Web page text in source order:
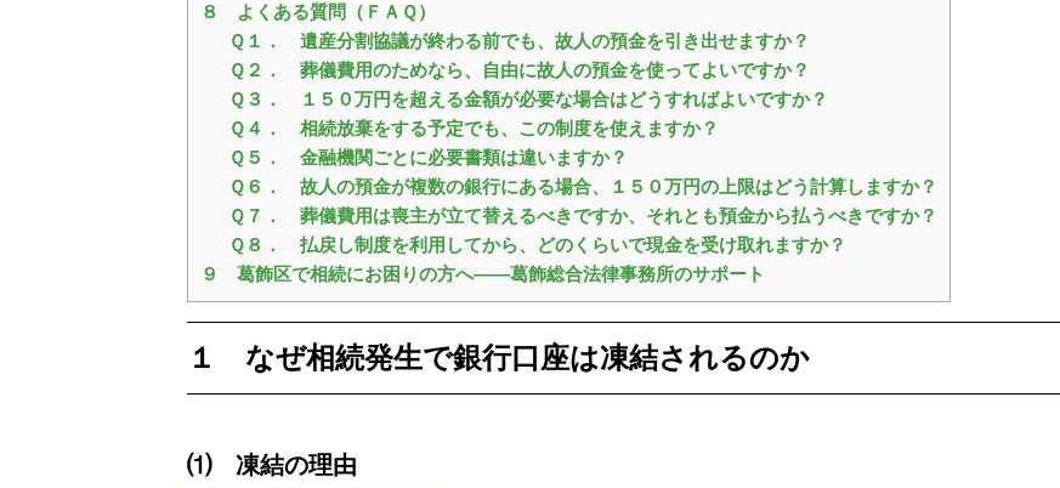
８ よくある質問（ＦＡＱ）
Ｑ１． 遺産分割協議が終わる前でも、故人の預金を引き出せますか？
Ｑ２． 葬儀費用のためなら、自由に故人の預金を使ってよいですか？
Ｑ３． １５０万円を超える金額が必要な場合はどうすればよいですか？
Ｑ４． 相続放棄をする予定でも、この制度を使えますか？
Ｑ５． 金融機関ごとに必要書類は違いますか？
Ｑ６． 故人の預金が複数の銀行にある場合、１５０万円の上限はどう計算しますか？
Ｑ７． 葬儀費用は喪主が立て替えるべきですか、それとも預金から払うべきですか？
Ｑ８． 払戻し制度を利用してから、どのくらいで現金を受け取れますか？
９ 葛飾区で相続にお困りの方へ――葛飾総合法律事務所のサポート
１ なぜ相続発生で銀行口座は凍結されるのか
⑴ 凍結の理由